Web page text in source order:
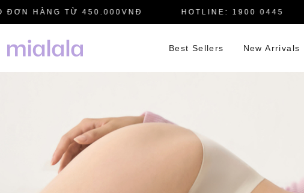
HÀNG TỪ 450.000VNĐ HOTLINE: 1900 0445
Best Sellers New Arrivals